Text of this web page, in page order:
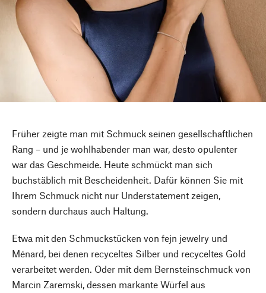
Früher zeigte man mit Schmuck seinen gesellschaftlichen
Rang – und je wohlhabender man war, desto opulenter
war das Geschmeide. Heute schmückt man sich
buchstäblich mit Bescheidenheit. Dafür können Sie mit
Ihrem Schmuck nicht nur Understatement zeigen,
sondern durchaus auch Haltung.
Etwa mit den Schmuckstücken von fejn jewelry und
Ménard, bei denen recyceltes Silber und recyceltes Gold
verarbeitet werden. Oder mit dem Bernsteinschmuck von
Marcin Zaremski, dessen markante Würfel aus